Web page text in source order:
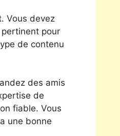
Vous devez
pour
de contenu
des amis
de
fiable. Vous
une bonne